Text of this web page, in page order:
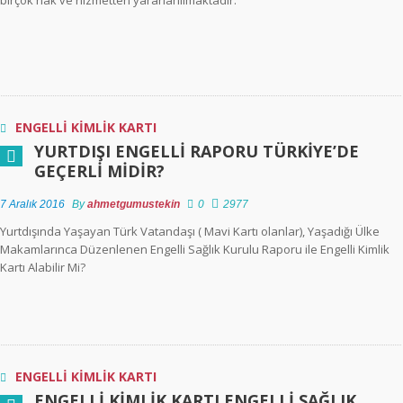
ENGELLI KIMLIK KARTI
YURTDIŞI ENGELLI RAPORU TÜRKIYE’DE
GEÇERLI MIDIR?
7 Aralık 2016 Byahmetgumustekin 0 2977
Yurtdışında Yaşayan Türk Vatandaşı ( Mavi Kartı olanlar), Yaşadığı Ülke
Makamlarınca Düzenlenen Engelli Sağlık Kurulu Raporu ile Engelli Kimlik
Kartı Alabilir Mi?
ENGELLI KIMLIK KARTI